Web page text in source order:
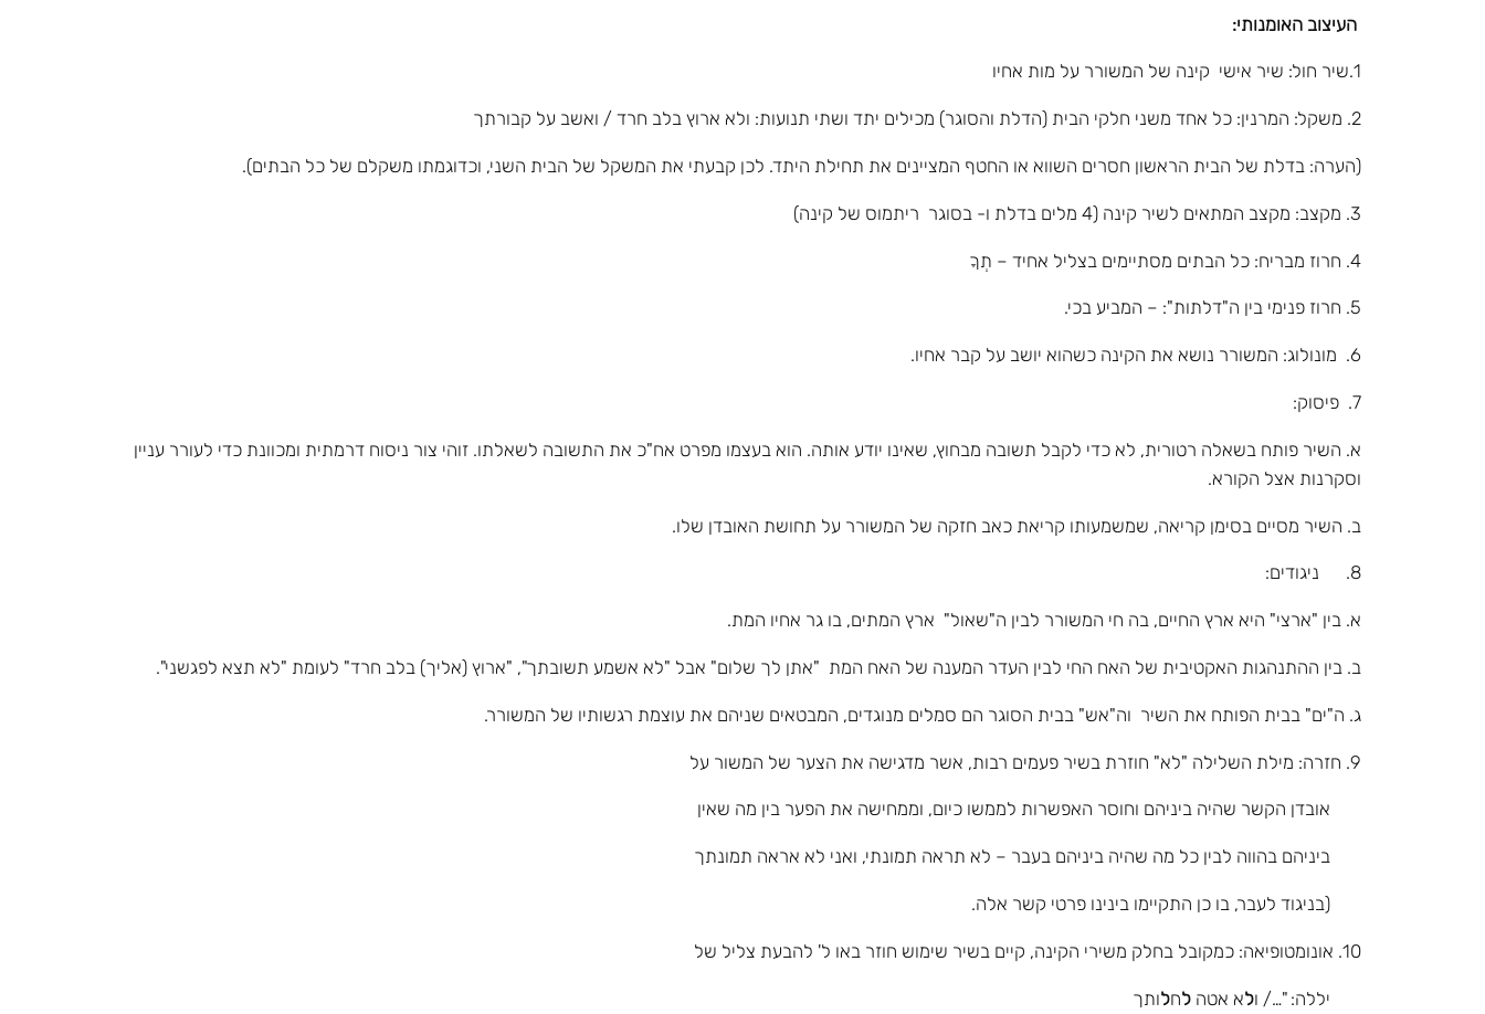
העיצוב האומנותי:
1.שיר חול: שיר אישי קינה של המשורר על מות אחיו
2. משקל: המרנין: כל אחד משני חלקי הבית (הדלת והסוגר) מכילים יתד ושתי תנועות: ולא ארוץ בלב חרד / ואשב על קבורתך
(הערה: בדלת של הבית הראשון חסרים השווא או החטף המציינים את תחילת היתד. לכן קבעתי את המשקל של הבית השני, וכדוגמתו משקלם של כל הבתים).
3. מקצב: מקצב המתאים לשיר קינה (4 מלים בדלת ו- בסוגר ריתמוס של קינה)
4. חרוז מבריח: כל הבתים מסתיימים בצליל אחיד – תְךָ
5. חרוז פנימי בין ה"דלתות": – המביע בכי.
6. מונולוג: המשורר נושא את הקינה כשהוא יושב על קבר אחיו.
7. פיסוק:
א. השיר פותח בשאלה רטורית, לא כדי לקבל תשובה מבחוץ, שאינו יודע אותה. הוא בעצמו מפרט אח"כ את התשובה לשאלתו. זוהי צור ניסוח דרמתית ומכוונת כדי לעורר עניין
וסקרנות אצל הקורא.
ב. השיר מסיים בסימן קריאה, שמשמעותו קריאת כאב חזקה של המשורר על תחושת האובדן שלו.
8. ניגודים:
א. בין "ארצי" היא ארץ החיים, בה חי המשורר לבין ה"שאול" ארץ המתים, בו גר אחיו המת.
ב. בין ההתנהגות האקטיבית של האח החי לבין העדר המענה של האח המת "אתן לך שלום" אבל "לא אשמע תשובתך", "ארוץ (אליך) בלב חרד" לעומת "לא תצא לפגשני".
ג. ה"ים" בבית הפותח את השיר וה"אש" בבית הסוגר הם סמלים מנוגדים, המבטאים שניהם את עוצמת רגשותיו של המשורר.
9. חזרה: מילת השלילה "לא" חוזרת בשיר פעמים רבות, אשר מדגישה את הצער של המשור על
אובדן הקשר שהיה ביניהם וחוסר האפשרות לממשו כיום, וממחישה את הפער בין מה שאין
ביניהם בהווה לבין כל מה שהיה ביניהם בעבר – לא תראה תמונתי, ואני לא אראה תמונתך
(בניגוד לעבר, בו כן התקיימו בינינו פרטי קשר אלה.
10. אונומטופיאה: כמקובל בחלק משירי הקינה, קיים בשיר שימוש חוזר באו ל' להבעת צליל של
יללה: "…/ ולא אטה לחלותך